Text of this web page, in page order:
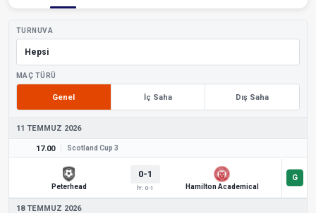
TURNUVA
MAÇ TÜRÜ
Genel İç Saha Dış Saha
11 TEMMUZ 2026
17.00 Scotland Cup 3
Peterhead
0-1
İY: 0-1 Hamilton Academical
18 TEMMUZ 2026